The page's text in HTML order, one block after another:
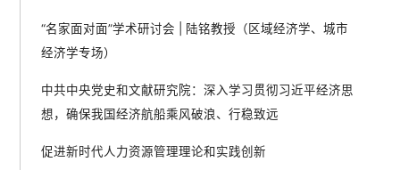
“名家面对面”学术研讨会 | 陆铭教授（区域经济学、城市
经济学专场）
中共中央党史和文献研究院：深入学习贯彻习近平经济思
想，确保我国经济航船乘风破浪、行稳致远
促进新时代人力资源管理理论和实践创新